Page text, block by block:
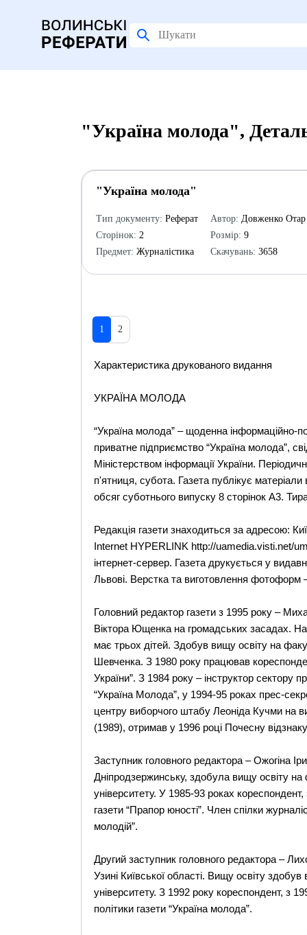
"Україна молода",
"Україна молода"
Тип документу: Реферат
Сторінок: 2
Предмет: Журналістика
Автор: Довженко Отар
Розмір: 9
Скачувань: 3658
1 2
Характеристика друкованого видання
УКРАЇНА МОЛОДА
“Україна молода” – щоденна інформаційно-
приватне підприємство “Україна молода”,
Мiнiстерством iнформацiї України.
п'ятниця, субота. Газета публікує
обсяг суботнього випуску 8 сторінок А3.
Редакція газети знаходиться за адресою:
Internet HYPERLINK http://uamedia.visti.net/
інтернет-сервер. Газета друкується у
Львові. Верстка та виготовлення фотоформ
Головний редактор газети з 1995 року –
Віктора Ющенка на громадських засадах.
має трьох дітей. Здобув вищу освіту на
Шевченка. З 1980 року працював
України”. З 1984 року – інструктор сектору
“Україна Молода”, у 1994-95 роках прес-
центру виборчого штабу Леоніда Кучми на
(1989), отримав у 1996 році Почесну
Заступник головного редактора – Ожогіна
Дніпродзержинську, здобула вищу освіту на
університету. У 1985-93 роках кореспондент,
газети “Прапор юності”. Член спілки
молодій”.
Другий заступник головного редактора –
Узині Київської області. Вищу освіту здобув
університету. З 1992 року кореспондент, з
політики газети “Україна молода”.